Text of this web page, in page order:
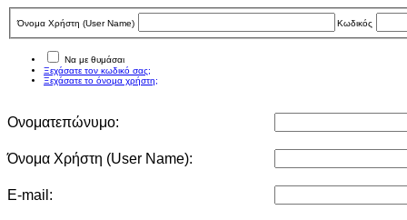
Όνομα Χρήστη (User Νame) Κωδικός
Να με θυμάσαι
Ξεχάσατε τον κωδικό σας;
Ξεχάσατε το όνομα χρήστη;
Ονοματεπώνυμο:
Όνομα Χρήστη (User Νame):
E-mail: